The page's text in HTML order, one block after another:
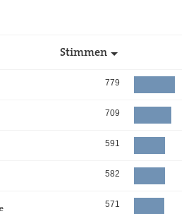
Stimmen
779
709
591
582
571